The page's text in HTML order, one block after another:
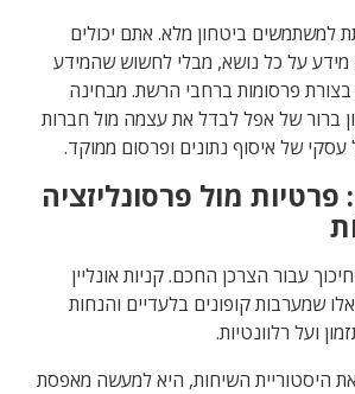
למשתמשים ביטחון מלא. אתם יכולים
על כל נושא, מבלי לחשוש שהמידע
פרסומות ברחבי הרשת. מבחינה
ברור של אפל לבדל את עצמה מול חברות
של איסוף נתונים ופרסום ממוקד.
פרטיות מול פרסונליזציה
עבור הצרכן החכם. קניות אונליין
שמערבות קופונים בלעדיים והנחות
ועל רלוונטיות.
היסטוריית השיחות, היא למעשה מאפסת